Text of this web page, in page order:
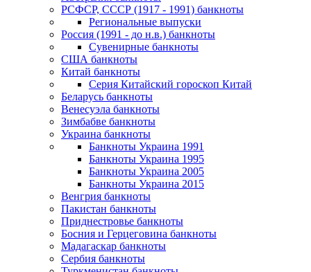
РСФСР, СССР (1917 - 1991) банкноты
Региональные выпуски
Россия (1991 - до н.в.) банкноты
Сувенирные банкноты
США банкноты
Китай банкноты
Серия Китайский гороскоп Китай
Беларусь банкноты
Венесуэла банкноты
Зимбабве банкноты
Украина банкноты
Банкноты Украина 1991
Банкноты Украина 1995
Банкноты Украина 2005
Банкноты Украина 2015
Венгрия банкноты
Пакистан банкноты
Приднестровье банкноты
Босния и Герцеговина банкноты
Мадагаскар банкноты
Сербия банкноты